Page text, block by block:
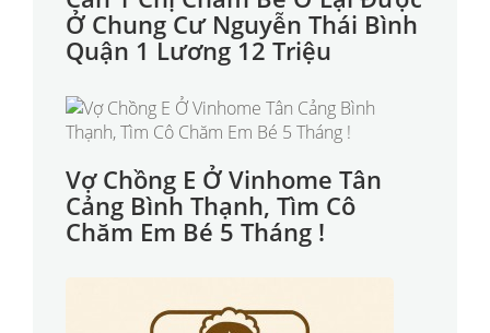
Ở Chung Cư Nguyễn Thái Bình
Quận 1 Lương 12 Triệu
Vợ Chồng E Ở Vinhome Tân
Cảng Bình Thạnh, Tìm Cô
Chăm Em Bé 5 Tháng !